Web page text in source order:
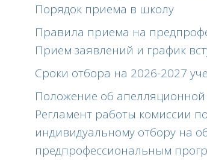
Порядок приема в школу
Правила приема на
Прием заявлений и график
Сроки отбора на 2026-2027
Положение об апелляционной
Регламент работы комиссии
индивидуальному отбору на
предпрофессиональным